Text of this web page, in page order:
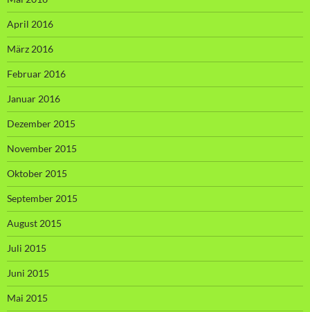
April 2016
März 2016
Februar 2016
Januar 2016
Dezember 2015
November 2015
Oktober 2015
September 2015
August 2015
Juli 2015
Juni 2015
Mai 2015